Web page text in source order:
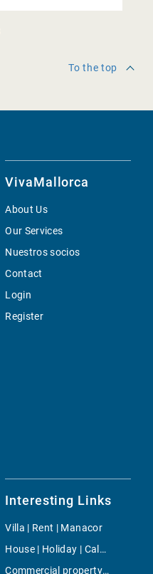
To the top
VivaMallorca
About Us
Our Services
Nuestros socios
Contact
Login
Register
Interesting Links
Villa | Rent | Manacor
House | Holiday | Cala Mesquida
Commercial property | Rent | Sa Rapita